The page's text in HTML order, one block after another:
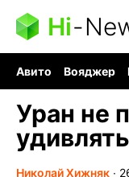
Hi-
Авито Вояджер
Уран не
Николай Хижняк ∙